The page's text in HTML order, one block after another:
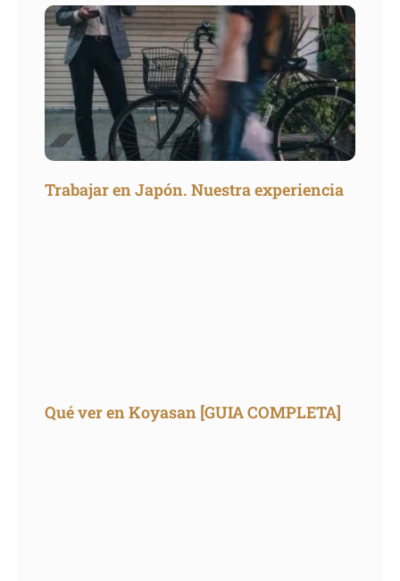
Trabajar en Japón. Nuestra experiencia
Qué ver en Koyasan [GUIA COMPLETA]